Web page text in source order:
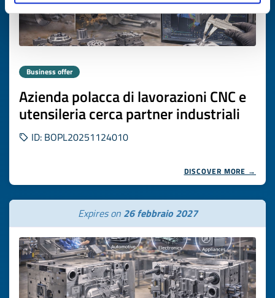
Business offer
Azienda polacca di lavorazioni CNC e
utensileria cerca partner industriali
ID: BOPL20251124010
DISCOVER MORE →
Expires on 26 febbraio 2027